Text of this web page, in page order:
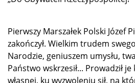
Pierwszy Marszałek Polski Józef
zakończył. Wielkim trudem
Narodzie, geniuszem umysłu,
Państwo wskrzesił... Prowadził
własnej, ku wyzwoleniu sił, na